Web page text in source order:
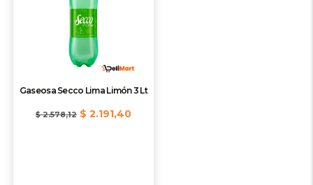
Gaseosa Secco Lima Limón 3 Lt
$ 2.578,12 $ 2.191,40